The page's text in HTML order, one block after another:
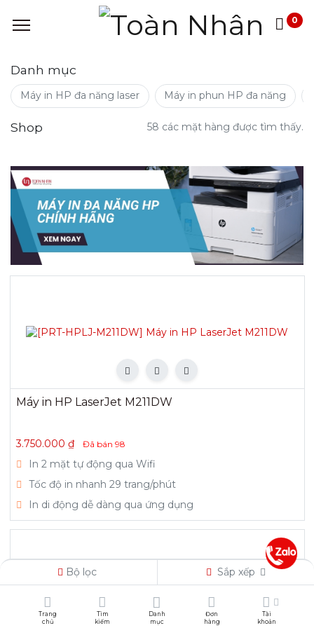
Bộ lọc Sắp xếp
Trang
chủ
Tìm
kiếm
Danh
mục
Đơn
hàng
Tài
khoản
0
Danh mục
Máy in HP đa năng laser Máy in phun HP đa năng
Shop 58 các mặt hàng được tìm thấy.
Máy in HP LaserJet M211DW
3.750.000 ₫ Đã bán 98
In 2 mặt tự động qua Wifi
Tốc độ in nhanh 29 trang/phút
In di động dễ dàng qua ứng dụng